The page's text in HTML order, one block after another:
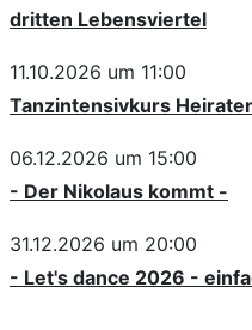
dritten Lebensviertel
11.10.2026 um 11:00
Tanzintensivkurs
06.12.2026 um 15:00
- Der Nikolaus kommt -
31.12.2026 um 20:00
- Let's dance 2026 -